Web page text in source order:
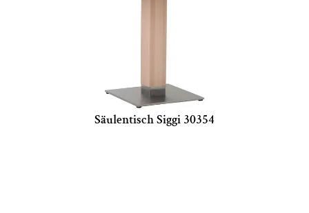
Säulentisch Siggi 30354